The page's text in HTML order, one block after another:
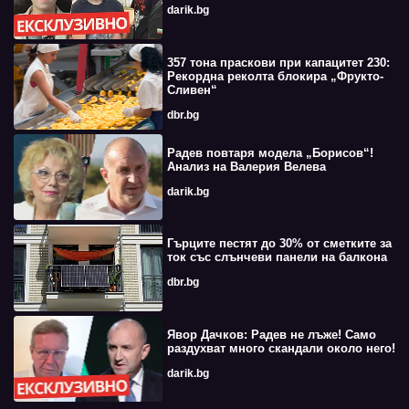
darik.bg
357 тона праскови при капацитет 230:
Рекордна реколта блокира „Фрукто-
Сливен“
dbr.bg
Радев повтаря модела „Борисов“!
Анализ на Валерия Велева
darik.bg
Гърците пестят до 30% от сметките за
ток със слънчеви панели на балкона
dbr.bg
Явор Дачков: Радев не лъже! Само
раздухват много скандали около него!
darik.bg